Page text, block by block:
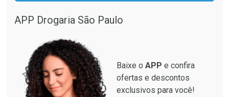
APP Drogaria São Paulo
Baixe o APP e confira
ofertas e descontos
exclusivos para você!